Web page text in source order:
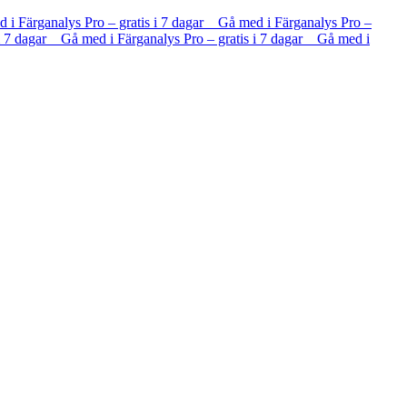
Färganalys Pro – gratis i 7 dagar Gå med i Färganalys Pro –
dagar Gå med i Färganalys Pro – gratis i 7 dagar Gå med i